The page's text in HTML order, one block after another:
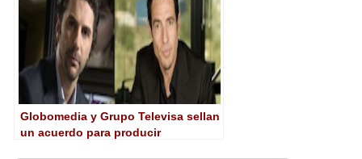
Globomedia y Grupo Televisa sellan
un acuerdo para producir